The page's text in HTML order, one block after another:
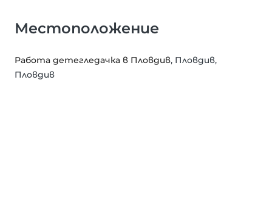
Местоположение
Работа детегледачка в Пловдив, Пловдив,
Пловдив